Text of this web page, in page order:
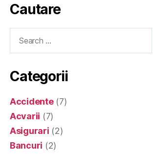
Cautare
Categorii
Accidente(7)
Acvarii (7)
Asigurari (2)
Bancuri (2)